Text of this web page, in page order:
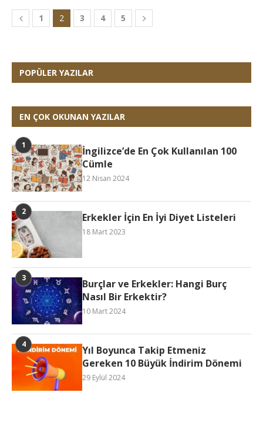
1 2 3 4 5
POPÜLER YAZILAR
EN ÇOK OKUNAN YAZILAR
İngilizce’de En Çok Kullanılan 100
Cümle
12 Nisan 2024
Erkekler İçin En İyi Diyet Listeleri
18 Mart 2023
Burçlar ve Erkekler: Hangi Burç
Nasıl Bir Erkektir?
10 Mart 2024
Yıl Boyunca Takip Etmeniz
Gereken 10 Büyük İndirim Dönemi
29 Eylül 2024